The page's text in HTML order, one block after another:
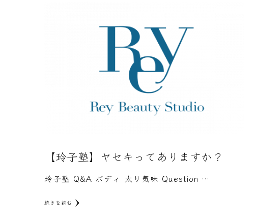
【玲子塾】ヤセキってありますか？
玲子塾 Q&A ボディ 太り気味 Question …
続きを読む